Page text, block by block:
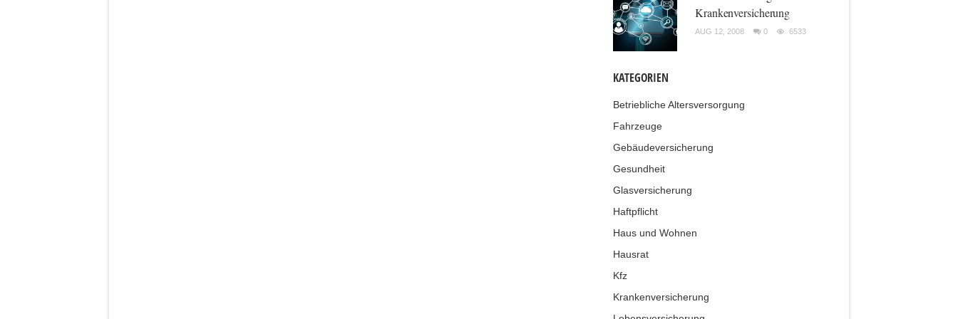
Krankenversicherung
AUG 12, 2008 0 6533
KATEGORIEN
Betriebliche Altersversorgung
Fahrzeuge
Gebäudeversicherung
Gesundheit
Glasversicherung
Haftpflicht
Haus und Wohnen
Hausrat
Kfz
Krankenversicherung